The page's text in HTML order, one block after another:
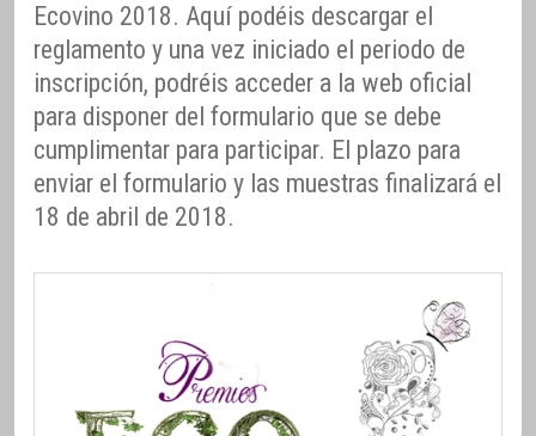
Ecovino 2018. Aquí podéis descargar el
reglamento y una vez iniciado el periodo de
inscripción, podréis acceder a la web oficial
para disponer del formulario que se debe
cumplimentar para participar. El plazo para
enviar el formulario y las muestras finalizará el
18 de abril de 2018.